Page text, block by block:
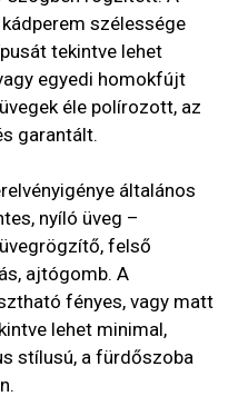
szélessége
tekintve lehet
egyedi homokfújt
éle polírozott, az
garantált.
általános
nyíló üveg –
felső
ajtógomb. A
fényes, vagy matt
lehet minimal,
stílusú, a fürdőszoba